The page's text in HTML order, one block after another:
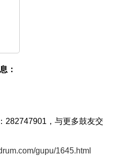
：
282747901，与更多鼓友交
gupu/1645.html